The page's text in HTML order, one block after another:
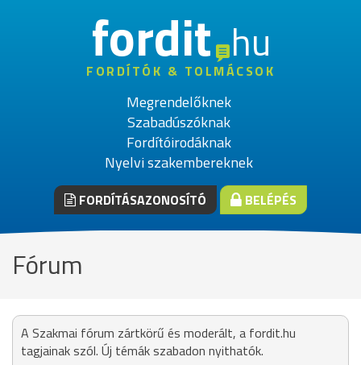
fordithu
FORDÍTÓK & TOLMÁCSOK
Megrendelőknek
Szabadúszóknak
Fordítóirodáknak
Nyelvi szakembereknek
FORDÍTÁSAZONOSÍTÓ BELÉPÉS
Fórum
A Szakmai fórum zártkörű és moderált, a fordit.hu
tagjainak szól. Új témák szabadon nyithatók.